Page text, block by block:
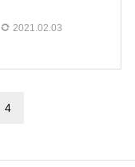
2021.02.03
4